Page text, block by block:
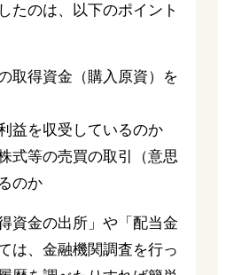
たのは、以下のポイント
取得資金（購入原資）を
益を収受しているのか
式等の売買の取引（意思
のか
資金の出所」や「配当金
は、金融機関調査を行っ